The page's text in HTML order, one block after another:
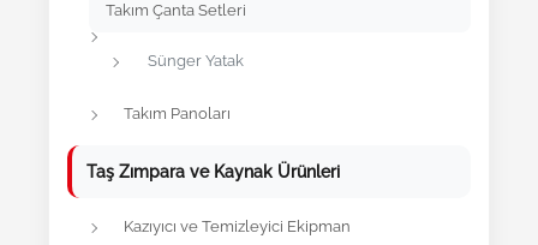
Takım Çanta Setleri
Sünger Yatak
Takım Panoları
Taş Zımpara ve Kaynak Ürünleri
Kazıyıcı ve Temizleyici Ekipman